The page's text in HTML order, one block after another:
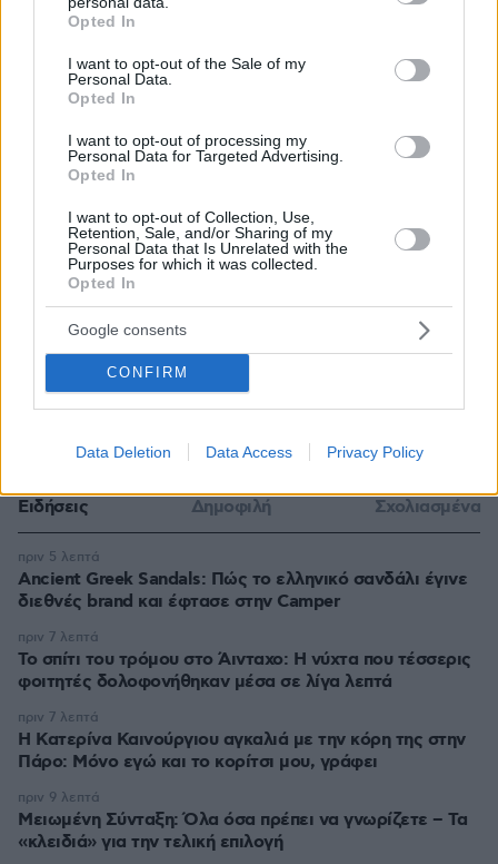
grant or deny consent to Google and its third-party tags to
use your data for below specified purposes in below Google
consent section.
Opted In
I want to opt-out of the Sale of my
Personal Data.
Opted In
I want to opt-out of processing my
Personal Data for Targeted Advertising.
Opted In
I want to opt-out of Collection, Use,
Retention, Sale, and/or Sharing of my
Personal Data that Is Unrelated with the
Purposes for which it was collected.
Opted In
Google consents
CONFIRM
Data Deletion Data Access Privacy Policy
Κάτι αλλάζει στον χάρτη της πανεπιστημιακής εκπαίδευσης
στην Ελλάδα
03.08.2026, 11:06
Εθνική Τράπεζα: Η κορυφαία επιλογή για τη χρηματοδότηση
μεγάλων έργων
30.07.2026, 15:25
Διασκεδάζουμε υπεύθυνα, επιστρέφουμε με ασφάλεια
29.07.2026, 09:39
ΡΟΗ ΕΙΔΗΣΕΩΝ
Ειδήσεις Δημοφιλή Σχολιασμένα
Ancient Greek Sandals: Πώς το ελληνικό σανδάλι έγινε
διεθνές brand και έφτασε στην Camper
πριν 5 λεπτά
Το σπίτι του τρόμου στο Άινταχο: Η νύχτα που τέσσερις
φοιτητές δολοφονήθηκαν μέσα σε λίγα λεπτά
πριν 7 λεπτά
Η Κατερίνα Καινούργιου αγκαλιά με την κόρη της στην
Πάρο: Μόνο εγώ και το κορίτσι μου, γράφει
πριν 7 λεπτά
Μειωμένη Σύνταξη: Όλα όσα πρέπει να γνωρίζετε – Τα
«κλειδιά» για την τελική επιλογή
πριν 9 λεπτά